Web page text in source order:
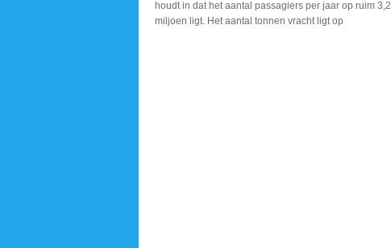
houdt in dat het aantal passagiers per jaar op ruim 3,2
miljoen ligt. Het aantal tonnen vracht ligt op